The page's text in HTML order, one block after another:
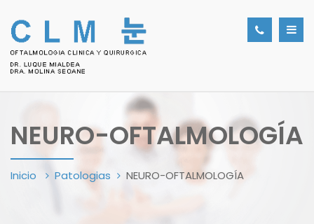
NEURO-OFTALMOLOGÍA
Inicio Patologias NEURO-OFTALMOLOGÍA